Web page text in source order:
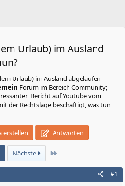
Urlaub) im Ausland
Urlaub) im Ausland abgelaufen -
Forum im Bereich Community;
Bericht auf Youtube vom
der Rechtslage beschäftigt, was tun
erstellen Antworten
Nächste Letzte
#1